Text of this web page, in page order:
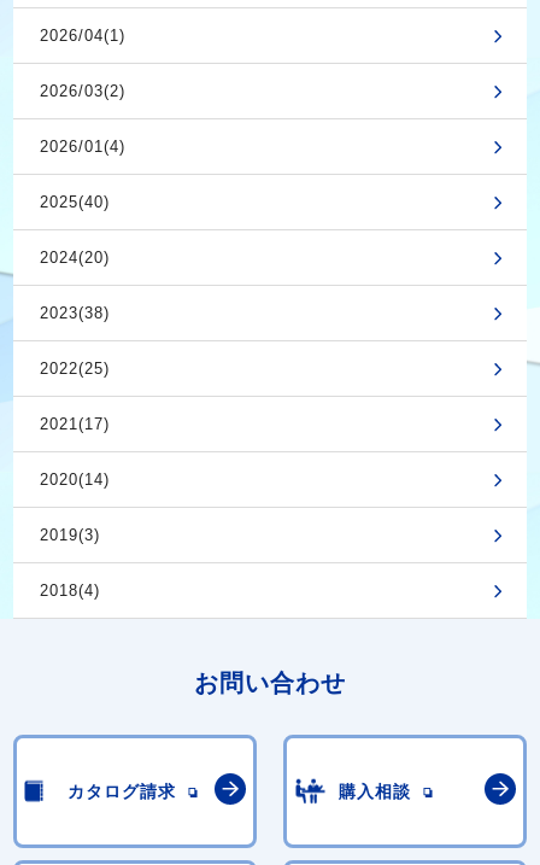
2026/04(1)
2026/03(2)
2026/01(4)
2025(40)
2024(20)
2023(38)
2022(25)
2021(17)
2020(14)
2019(3)
2018(4)
お問い合わせ
カタログ請求 購入相談